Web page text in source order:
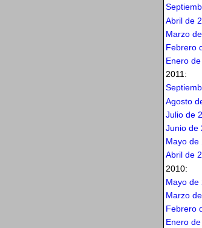
Abril de
Marzo
Febrero
Enero
2011:
Agosto
Julio de
Junio de
Mayo de
Abril de
2010:
Mayo de
Marzo
Febrero
Enero